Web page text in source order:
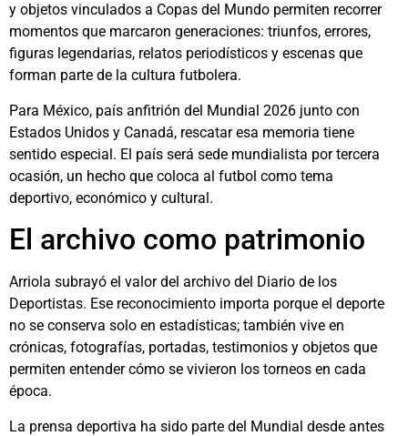
y objetos vinculados a Copas del Mundo permiten recorrer
momentos que marcaron generaciones: triunfos, errores,
figuras legendarias, relatos periodísticos y escenas que
forman parte de la cultura futbolera.
Para México, país anfitrión del Mundial 2026 junto con
Estados Unidos y Canadá, rescatar esa memoria tiene
sentido especial. El país será sede mundialista por tercera
ocasión, un hecho que coloca al futbol como tema
deportivo, económico y cultural.
El archivo como patrimonio
Arriola subrayó el valor del archivo del Diario de los
Deportistas. Ese reconocimiento importa porque el deporte
no se conserva solo en estadísticas; también vive en
crónicas, fotografías, portadas, testimonios y objetos que
permiten entender cómo se vivieron los torneos en cada
época.
La prensa deportiva ha sido parte del Mundial desde antes